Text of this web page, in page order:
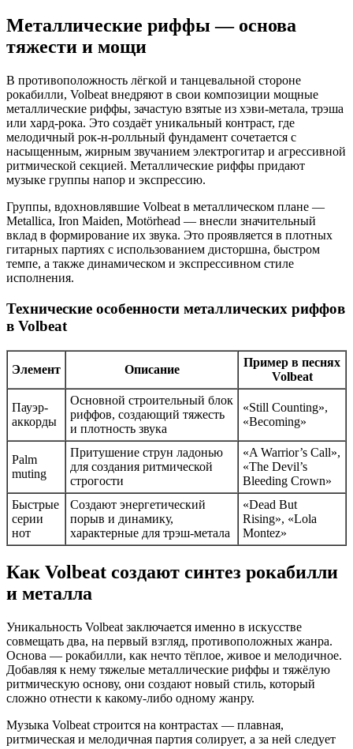
Металлические риффы — основа
тяжести и мощи
В противоположность лёгкой и танцевальной стороне
рокабилли, Volbeat внедряют в свои композиции мощные
металлические риффы, зачастую взятые из хэви-метала, трэша
или хард-рока. Это создаёт уникальный контраст, где
мелодичный рок-н-ролльный фундамент сочетается с
насыщенным, жирным звучанием электрогитар и агрессивной
ритмической секцией. Металлические риффы придают
музыке группы напор и экспрессию.
Группы, вдохновлявшие Volbeat в металлическом плане —
Metallica, Iron Maiden, Motörhead — внесли значительный
вклад в формирование их звука. Это проявляется в плотных
гитарных партиях с использованием дисторшна, быстром
темпе, а также динамическом и экспрессивном стиле
исполнения.
Технические особенности металлических риффов
в Volbeat
Элемент Описание
Пример в песнях
Volbeat
Пауэр-
аккорды
Основной строительный блок
риффов, создающий тяжесть
и плотность звука
«Still Counting»,
«Becoming»
Palm
muting
Притушение струн ладонью
для создания ритмической
строгости
«A Warrior’s Call»,
«The Devil’s
Bleeding Crown»
Быстрые
серии
нот
Создают энергетический
порыв и динамику,
характерные для трэш-метала
«Dead But
Rising», «Lola
Montez»
Как Volbeat создают синтез рокабилли
и металла
Уникальность Volbeat заключается именно в искусстве
совмещать два, на первый взгляд, противоположных жанра.
Основа — рокабилли, как нечто тёплое, живое и мелодичное.
Добавляя к нему тяжелые металлические риффы и тяжёлую
ритмическую основу, они создают новый стиль, который
сложно отнести к какому-либо одному жанру.
Музыка Volbeat строится на контрастах — плавная,
ритмическая и мелодичная партия солирует, а за ней следует